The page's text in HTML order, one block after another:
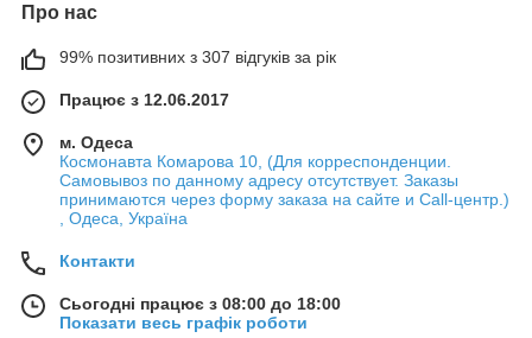
Про нас
99% позитивних з 307 відгуків за рік
Працює з 12.06.2017
м. Одеса
Космонавта Комарова 10, (Для корреспонденции.
Самовывоз по данному адресу отсутствует. Заказы
принимаются через форму заказа на сайте и Call-центр.)
, Одеса, Україна
Контакти
Сьогодні працює з 08:00 до 18:00
Показати весь графік роботи